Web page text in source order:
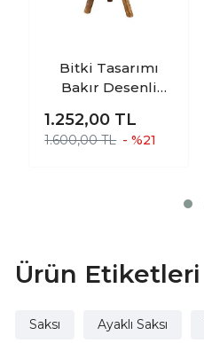
Bitki Tasarımı
Bakır Desenli
Saksılık Salon
Çiçeklik 3 Ayaklı -
1.252,00 TL
1.600,00 TL - %21
Ürün Etiketleri
Saksı Ayaklı Saksı